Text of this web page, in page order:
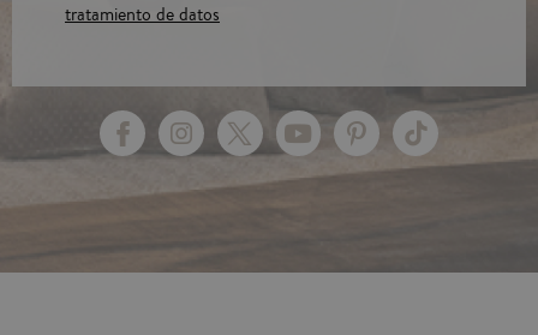
tratamiento de datos